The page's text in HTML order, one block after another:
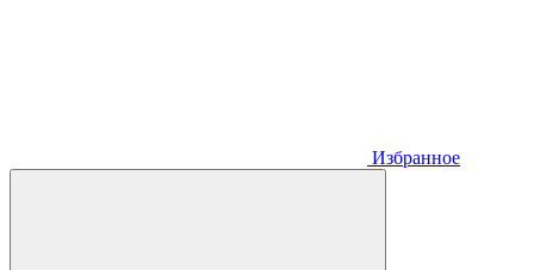
Избранное